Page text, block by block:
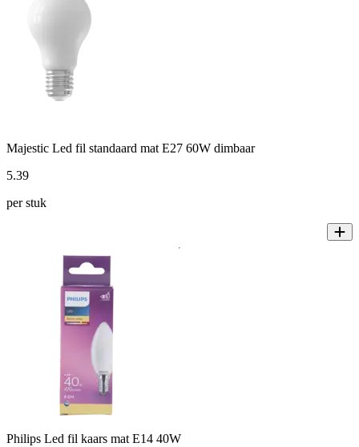
Majestic Led fil standaard mat E27 60W dimbaar
5.39
per stuk
Philips Led fil kaars mat E14 40W